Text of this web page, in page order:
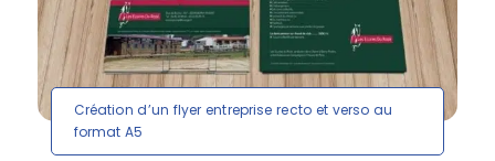
Création d’un flyer entreprise recto et verso au
format A5